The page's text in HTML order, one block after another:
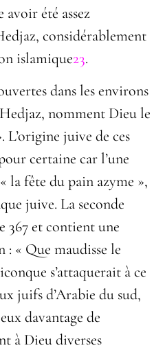
été assez
considérablement
islamique23.
dans les environs
nomment Dieu le
L’origine juive de ces
certaine car l’une
la fête du pain azyme »,
juive. La seconde
367 et contient une
: « Que maudisse le
s’attaquerait à ce
juifs d’Arabie du sud,
davantage de
à Dieu diverses